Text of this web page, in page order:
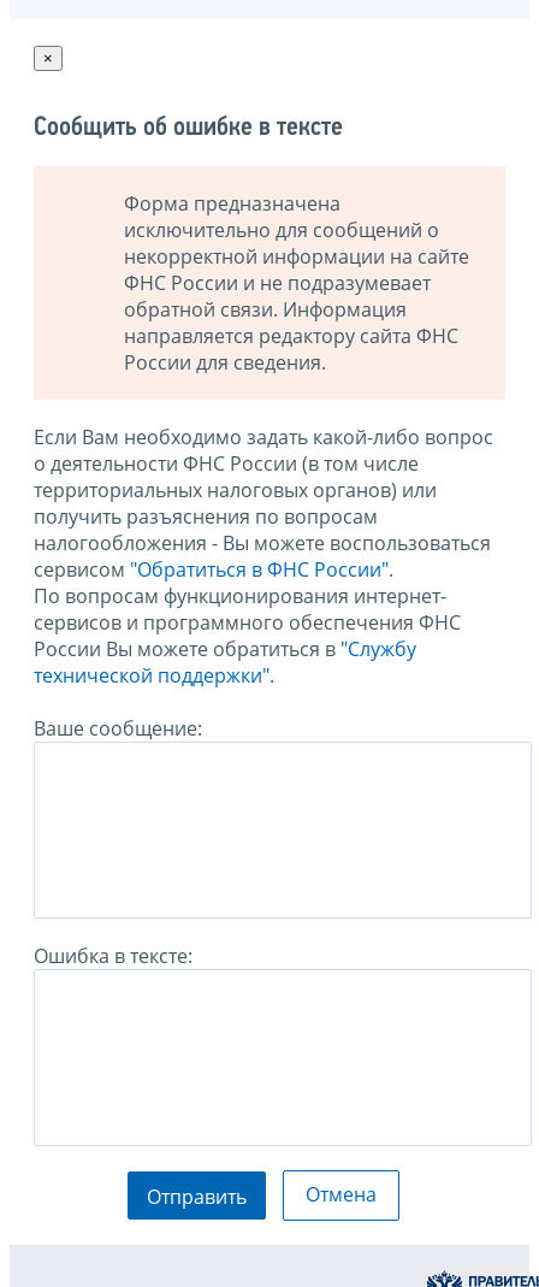
×
Сообщить об ошибке в тексте
Форма предназначена
исключительно для сообщений о
некорректной информации на сайте
ФНС России и не подразумевает
обратной связи. Информация
направляется редактору сайта ФНС
России для сведения.
Если Вам необходимо задать какой-либо вопрос
о деятельности ФНС России (в том числе
территориальных налоговых органов) или
получить разъяснения по вопросам
налогообложения - Вы можете воспользоваться
сервисом "Обратиться в ФНС России".
По вопросам функционирования интернет-
сервисов и программного обеспечения ФНС
России Вы можете обратиться в "Службу
технической поддержки".
Ваше сообщение:
Ошибка в тексте:
Отправить Отмена